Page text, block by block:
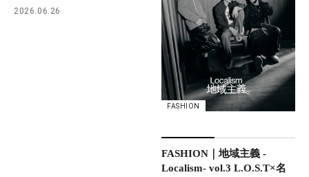
2026.06.26
FASHION
FASHION｜地域主義 -
Localism- vol.3 L.O.S.T×名